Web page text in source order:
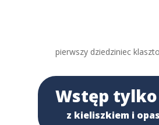
pierwszy dziedziniec
Wstęp tylko
z kieliszkiem i